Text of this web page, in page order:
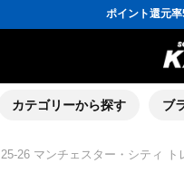
ポイント還元
会員の方にはお誕生月に
16,000円(税込)以上
3,300円(
ポイント還元
会員の方にはお誕生月に
カテゴリーから探す ブ
25-26 マンチェスター・シティ ト